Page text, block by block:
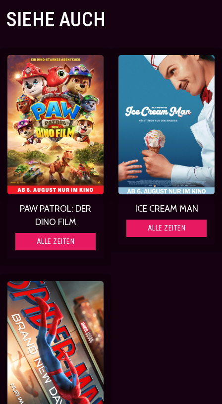
SIEHE AUCH
PAW PATROL: DER
DINO FILM
ALLE ZEITEN
ICE CREAM MAN
ALLE ZEITEN